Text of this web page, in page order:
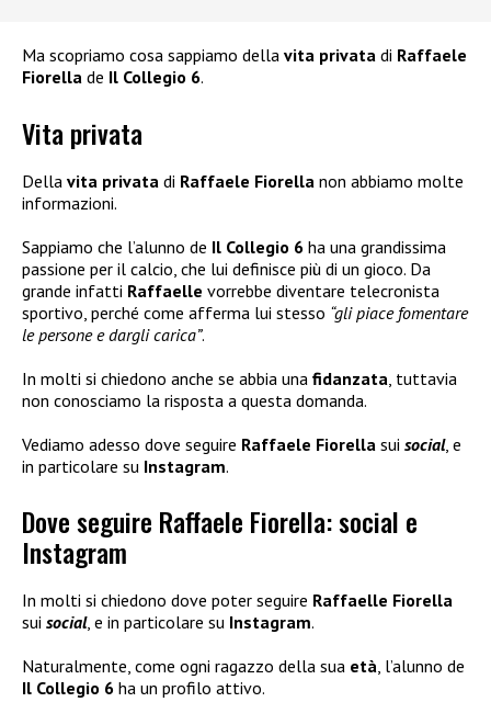
Ma scopriamo cosa sappiamo della vita privata di Raffaele
Fiorella de Il Collegio 6.
Vita privata
Della vita privata di Raffaele Fiorella non abbiamo molte
informazioni.
Sappiamo che l’alunno de Il Collegio 6 ha una grandissima
passione per il calcio, che lui definisce più di un gioco. Da
grande infatti Raffaelle vorrebbe diventare telecronista
sportivo, perché come afferma lui stesso “gli piace fomentare
le persone e dargli carica”.
In molti si chiedono anche se abbia una fidanzata , tuttavia
non conosciamo la risposta a questa domanda.
Vediamo adesso dove seguire Raffaele Fiorella sui social, e
in particolare su Instagram.
Dove seguire Raffaele Fiorella: social e
Instagram
In molti si chiedono dove poter seguire Raffaelle Fiorella
sui social, e in particolare su Instagram.
Naturalmente, come ogni ragazzo della sua età , l’alunno de
Il Collegio 6 ha un profilo attivo.